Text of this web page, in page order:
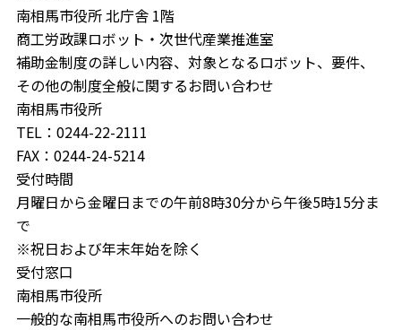
南相馬市役所 北庁舎 1階
商工労政課ロボット・次世代産業推進室
補助金制度の詳しい内容、対象となるロボット、要件、
その他の制度全般に関するお問い合わせ
南相馬市役所
TEL：0244-22-2111
FAX：0244-24-5214
受付時間
月曜日から金曜日までの午前8時30分から午後5時15分ま
で
※祝日および年末年始を除く
受付窓口
南相馬市役所
一般的な南相馬市役所へのお問い合わせ